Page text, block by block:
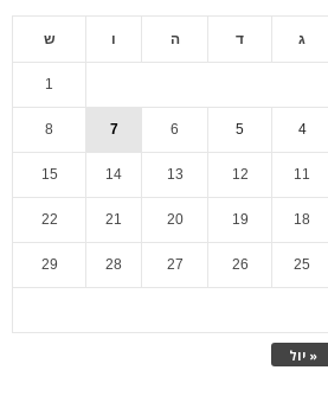
ג ד ה ו ש
« יול
1
4
5
6
7
8
11
12
13
14
15
18
19
20
21
22
25
26
27
28
29